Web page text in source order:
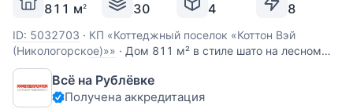
811 м2 30 4 8
ID: 5032703 · КП «Коттеджный поселок «Коттон Вэй
(Никологорское)»» · Дом 811 м² в стиле шато на лесном
участке 30 соток в посёлке «Никологорский» (Cotton Way),
Николина Гора — 24 км от МКАД по Рублёво-Успенскому
шоссе. Год постройки 2016, отделка под ключ, шесть
Всё на Рублёвке
Получена аккредитация